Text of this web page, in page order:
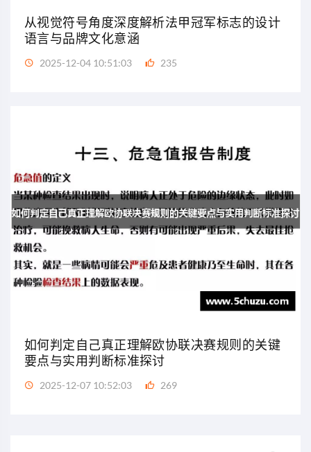
从视觉符号角度深度解析法甲冠军标志的设计
语言与品牌文化意涵
2025-12-04 10:51:03 235
如何判定自己真正理解欧协联决赛规则的关键
要点与实用判断标准探讨
2025-12-07 10:52:03 269